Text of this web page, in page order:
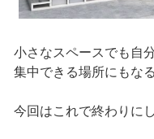
小さなスペースでも自
集中できる場所にもな
今回はこれで終わりにし